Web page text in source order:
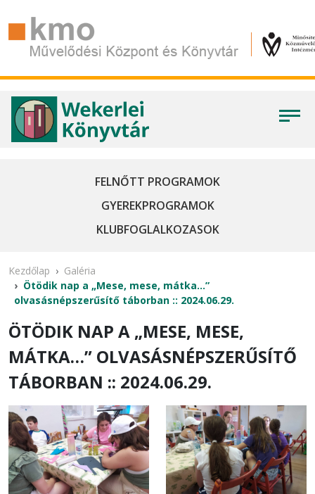
FELNŐTT PROGRAMOK
GYEREKPROGRAMOK
KLUBFOGLALKOZASOK
Kezdőlap
Galéria
Ötödik nap a „Mese, mese, mátka…”
olvasásnépszerűsítő táborban :: 2024.06.29.
ÖTÖDIK NAP A „MESE, MESE,
MÁTKA…” OLVASÁSNÉPSZERŰSÍTŐ
TÁBORBAN :: 2024.06.29.